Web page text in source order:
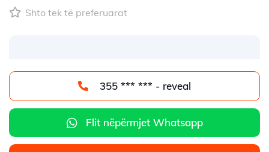
Shto tek të preferuarat
355 *** *** - reveal
Flit nëpërmjet Whatsapp